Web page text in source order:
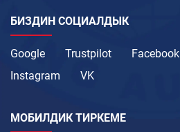
БИЗДИН СОЦИАЛДЫК
Google Trustpilot Facebook
Instagram
VK
МОБИЛДИК ТИРКЕМЕ